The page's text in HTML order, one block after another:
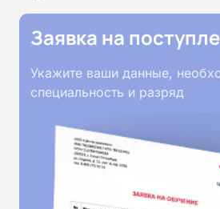
Заявка на
Укажите ваши данные,
специальность и разряд